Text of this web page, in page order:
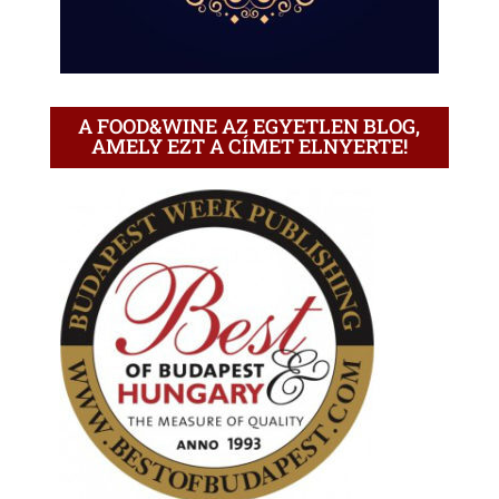
A FOOD&WINE AZ EGYETLEN BLOG,
AMELY EZT A CÍMET ELNYERTE!